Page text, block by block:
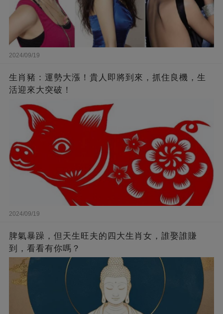
2024/09/19
生肖豬：運勢大漲！貴人即將到來，抓住良機，生
活迎來大突破！
2024/09/19
脾氣暴躁，但天生旺夫的四大生肖女，誰娶誰賺
到，看看有你嗎？